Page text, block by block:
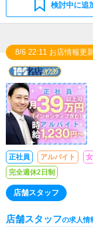
検討中に追
8/6 22:11 お店情報更
正社員 アルバイト
完全週休2日制
店舗スタッフ
店舗スタッフの求人情